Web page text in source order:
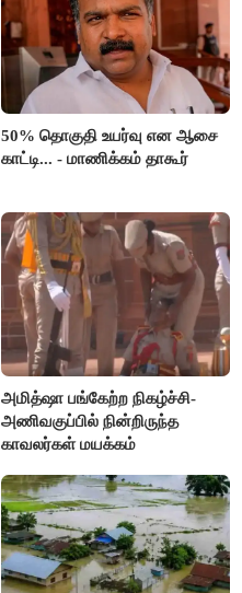
50% தொகுதி உயர்வு என ஆசை
காட்டி... - மாணிக்கம் தாகூர்
அமித்ஷா பங்கேற்ற நிகழ்ச்சி-
அணிவகுப்பில் நின்றிருந்த
காவலர்கள் மயக்கம்